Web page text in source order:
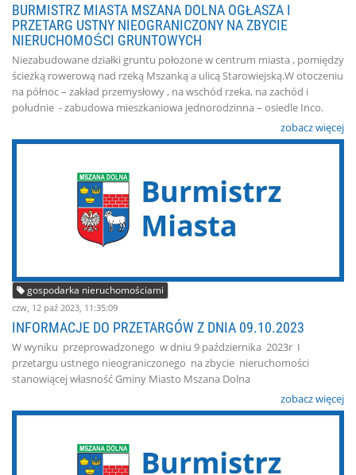
BURMISTRZ MIASTA MSZANA DOLNA OGŁASZA I
PRZETARG USTNY NIEOGRANICZONY NA ZBYCIE
NIERUCHOMOŚCI GRUNTOWYCH
Niezabudowane działki gruntu położone w centrum miasta , pomiędzy
ścieżką rowerową nad rzeką Mszanką a ulicą Starowiejską.W otoczeniu
na północ – zakład przemysłowy , na wschód rzeka, na zachód i
południe - zabudowa mieszkaniowa jednorodzinna – osiedle Inco.
zobacz więcej
gospodarka nieruchomościami
czw, 12 paź 2023, 11:35:09
INFORMACJE DO PRZETARGÓW Z DNIA 09.10.2023
W wyniku przeprowadzonego w dniu 9 października 2023r I
przetargu ustnego nieograniczonego na zbycie nieruchomości
stanowiącej własność Gminy Miasto Mszana Dolna
zobacz więcej